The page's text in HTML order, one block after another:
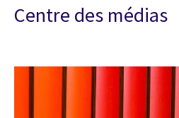
Centre des médias